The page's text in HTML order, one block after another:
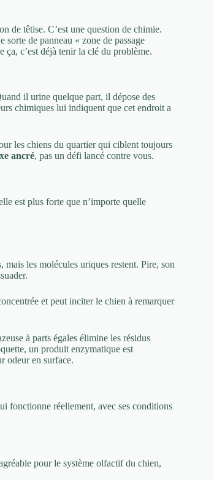
de têtise. C’est une question de chimie.
de panneau « zone de passage
ça, c’est déjà tenir la clé du problème.
il urine quelque part, il dépose des
chimiques lui indiquent que cet endroit a
les chiens du quartier qui ciblent toujours
ancré, pas un défi lancé contre vous.
est plus forte que n’importe quelle
les molécules uriques restent. Pire, son
et peut inciter le chien à remarquer
à parts égales élimine les résidus
un produit enzymatique est
odeur en surface.
fonctionne réellement, avec ses conditions
pour le système olfactif du chien,